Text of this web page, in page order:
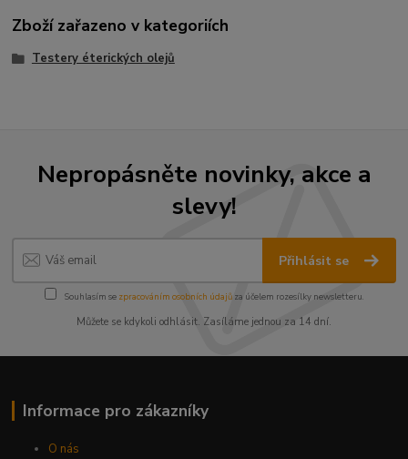
Zboží zařazeno v kategoriích
Testery éterických olejů
Nepropásněte novinky, akce a
slevy!
Přihlásit se
Souhlasím se zpracováním osobních údajůza účelem rozesílky newsletteru.
Můžete se kdykoli odhlásit. Zasíláme jednou za 14 dní.
Informace pro zákazníky
O nás